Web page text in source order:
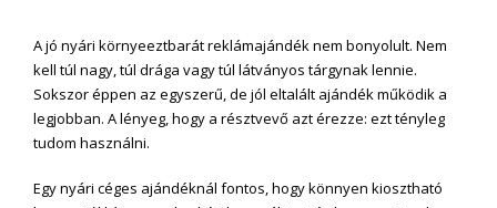
A jó nyári környeeztbarát reklámajándék nem bonyolult. Nem
kell túl nagy, túl drága vagy túl látványos tárgynak lennie.
Sokszor éppen az egyszerű, de jól eltalált ajándék működik a
legjobban. A lényeg, hogy a résztvevő azt érezze: ezt tényleg
tudom használni.
Egy nyári céges ajándéknál fontos, hogy könnyen kiosztható